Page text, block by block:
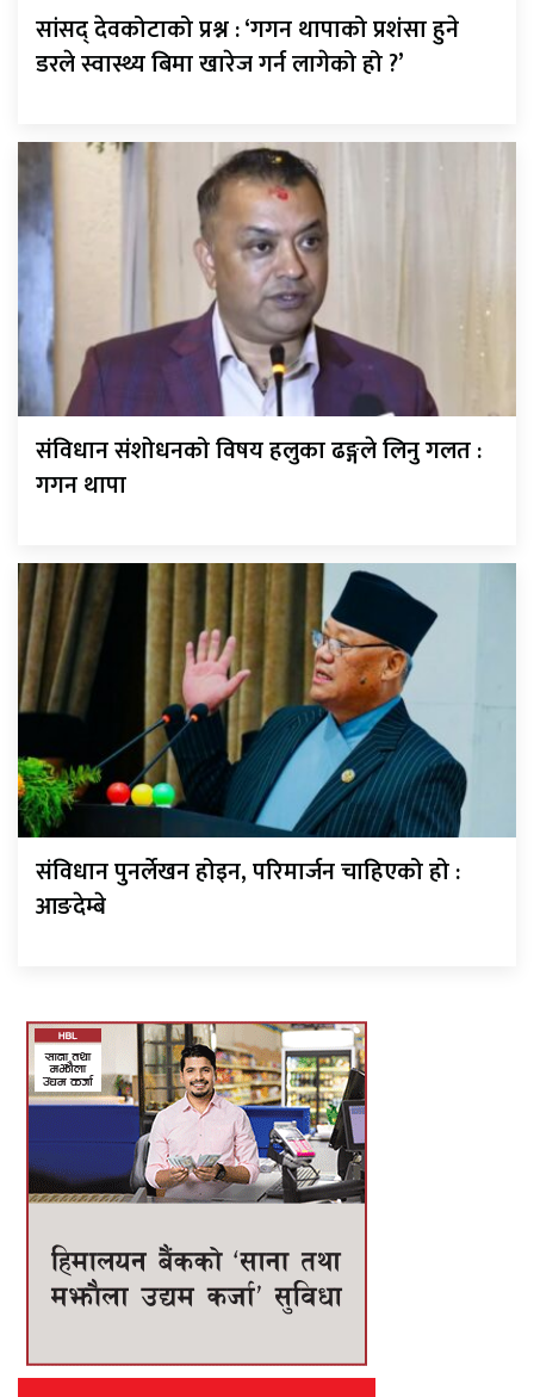
सांसद् देवकोटाको प्रश्न : ‘गगन थापाको प्रशंसा हुने
डरले स्वास्थ्य बिमा खारेज गर्न लागेको हो ?’
संविधान संशोधनको विषय हलुका ढङ्गले लिनु गलत :
गगन थापा
संविधान पुनर्लेखन होइन, परिमार्जन चाहिएको हो :
आङदेम्बे